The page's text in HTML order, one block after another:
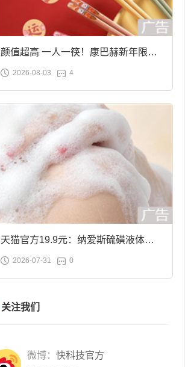
颜值超高 一人一筷！康巴赫新年限定
合金筷子大促：19.9元
2026-08-03 4
天猫官方19.9元：纳爱斯硫磺液体香
皂2斤大促
2026-07-31 0
关注我们
微博： 快科技官方